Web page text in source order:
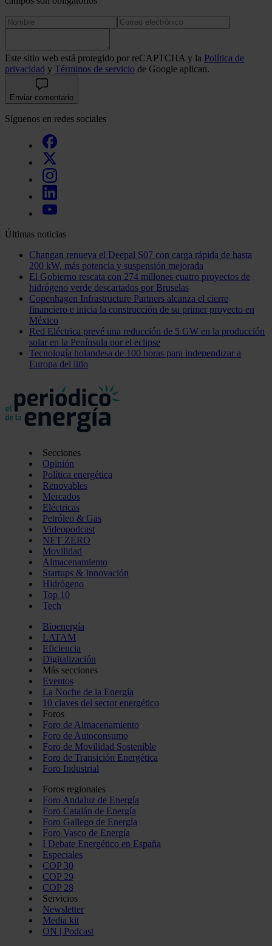
Este sitio web está protegido por reCAPTCHA y la Política de
privacidad y Términos de servicio de Google aplican.
Enviar comentario
Síguenos en redes sociales
Últimas noticias
Changan renueva el Deepal S07 con carga rápida de hasta
200 kW, más potencia y suspensión mejorada
El Gobierno rescata con 274 millones cuatro proyectos de
hidrógeno verde descartados por Bruselas
Copenhagen Infrastructure Partners alcanza el cierre
financiero e inicia la construcción de su primer proyecto en
México
Red Eléctrica prevé una reducción de 5 GW en la producción
solar en la Península por el eclipse
Tecnología holandesa de 100 horas para independizar a
Europa del litio
Secciones
Opinión
Política energética
Renovables
Mercados
Eléctricas
Petróleo & Gas
Videopodcast
NET ZERO
Movilidad
Almacenamiento
Startups & Innovación
Hidrógeno
Top 10
Tech
Bioenergía
LATAM
Eficiencia
Digitalización
Más secciones
Eventos
La Noche de la Energía
10 claves del sector energético
Foros
Foro de Almacenamiento
Foro de Autoconsumo
Foro de Movilidad Sostenible
Foro de Transición Energética
Foro Industrial
Foros regionales
Foro Andaluz de Energía
Foro Catalán de Energía
Foro Gallego de Energía
Foro Vasco de Energía
I Debate Energético en España
Especiales
COP 30
COP 29
COP 28
Servicios
Newsletter
Media kit
ON | Podcast